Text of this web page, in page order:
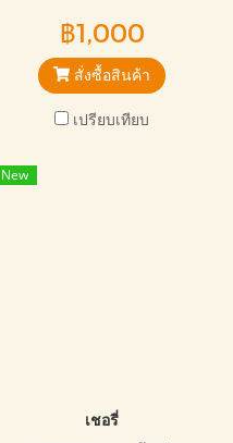
สุภาพ อ่อนโยน เหมาะกับการ
ไว้อาลัยทุกแบบ
฿1,000
สั่งซื้อสินค้า
เปรียบเทียบ
New
เชอรี่